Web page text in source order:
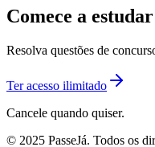
Comece a
Resolva questões de
Ter acesso ilimitado
Cancele quando quiser.
© 2025 PasseJá. Todos os